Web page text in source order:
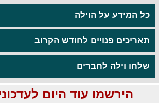
כל המידע על הוילה
תאריכים פנויים לחודש הקרוב
שלחו וילה לחברים
הירשמו עוד היום